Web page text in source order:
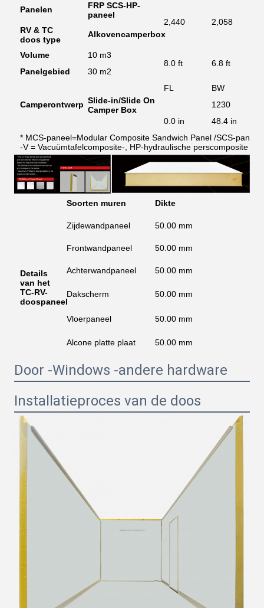
Panelen
FRP SCS-HP-
paneel
2,440 2,058
RV & TC
doos type
Alkovencamperbox
Volume
10 m3
8.0 ft
6.8 ft
Panelgebied
30 m2
Camperontwerp Slide-in/Slide On
Camper Box
FL BW
1230
0.0 in
48.4 in
* MCS-paneel=Modular Composite Sandwich Panel /SCS-
-V = Vacuümtafelcomposite-, HP-hydraulische perscomposite
Soorten muren Dikte
Details
van het
TC-RV-
doospaneel
Zijdewandpaneel 50.00 mm
Frontwandpaneel 50.00 mm
Achterwandpaneel 50.00 mm
Dakscherm 50.00 mm
Vloerpaneel
50.00 mm
Alcone platte plaat
50.00 mm
Door -Windows -andere hardware
Installatieproces van de doos